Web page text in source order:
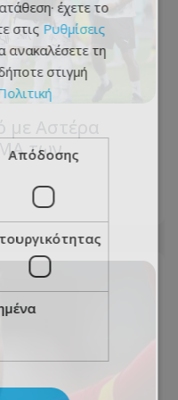
με Αστέρα
των
έχετε το
στις Ρυθμίσεις
ανακαλέσετε τη
στιγμή
Απόδοσης